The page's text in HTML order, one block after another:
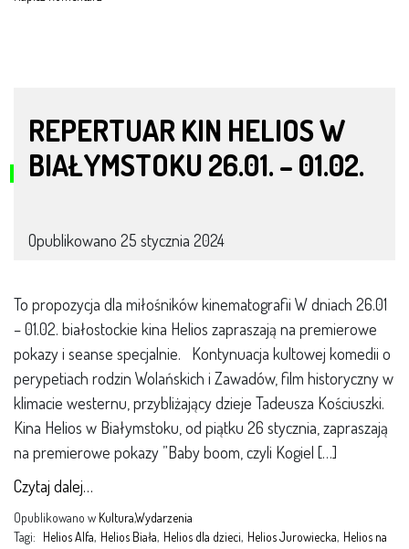
REPERTUAR KIN HELIOS W
BIAŁYMSTOKU 26.01. – 01.02.
Opublikowano 25 stycznia 2024
To propozycja dla miłośników kinematografii W dniach 26.01
– 01.02. białostockie kina Helios zapraszają na premierowe
pokazy i seanse specjalnie. Kontynuacja kultowej komedii o
perypetiach rodzin Wolańskich i Zawadów, film historyczny w
klimacie westernu, przybliżający dzieje Tadeusza Kościuszki.
Kina Helios w Białymstoku, od piątku 26 stycznia, zapraszają
na premierowe pokazy ”Baby boom, czyli Kogiel […]
Czytaj dalej…
Opublikowano w Kultura,Wydarzenia
Tagi: Helios Alfa, Helios Biała, Helios dla dzieci, Helios Jurowiecka, Helios na